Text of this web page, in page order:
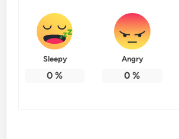
Sleepy
0 %
Angry
0 %